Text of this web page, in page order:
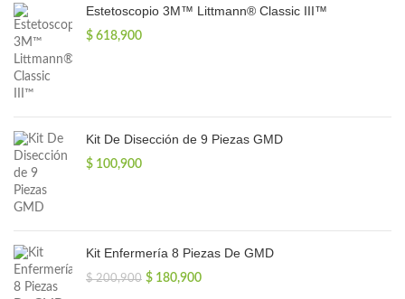
Estetoscopio 3M™ Littmann® Classic III™
$ 618,900
Kit De Disección de 9 Piezas GMD
$ 100,900
Kit Enfermería 8 Piezas De GMD
$200,900 El
$ 180,900El